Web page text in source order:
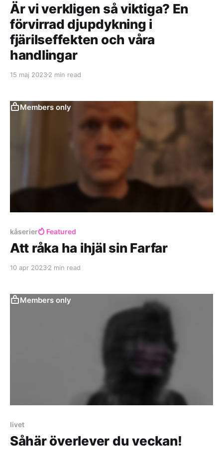
Är vi verkligen så viktiga? En
förvirrad djupdykning i
fjärilseffekten och våra
handlingar
15 maj 20232 min read
Members only
kåserier Featured
Att råka ha ihjäl sin Farfar
10 apr 20232 min read
Members only
livet
Såhär överlever du veckan!